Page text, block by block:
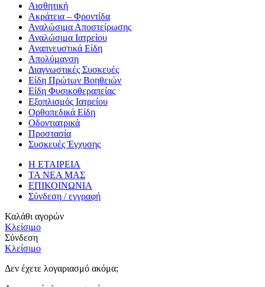
Αισθητική
Ακράτεια – Φροντίδα
Αναλώσιμα Αποστείρωσης
Αναλώσιμα Ιατρείου
Αναπνευστικά Είδη
Απολύμανση
Διαγνωστικές Συσκευές
Είδη Πρώτων Βοηθειών
Είδη Φυσικοθεραπείας
Εξοπλισμός Ιατρείου
Ορθοπεδικά Είδη
Οδοντιατρικά
Προστασία
Συσκευές Έγχυσης
Η ΕΤΑΙΡΕΙΑ
ΤΑ ΝΕΑ ΜΑΣ
ΕΠΙΚΟΙΝΩΝΙΑ
Σύνδεση / εγγραφή
Καλάθι αγορών
Κλείσιμο
Σύνδεση
Κλείσιμο
Δεν έχετε λογαριασμό ακόμα;